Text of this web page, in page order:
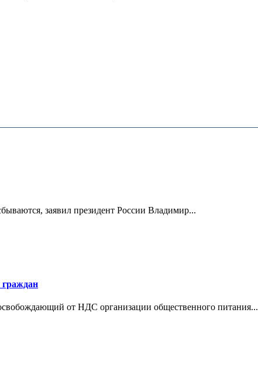
заявил президент России Владимир...
граждан
от НДС организации общественного питания...